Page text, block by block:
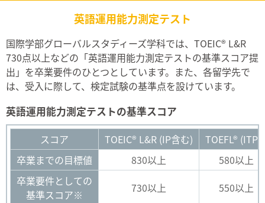
英語運用能力測定テスト
国際学部グローバルスタディーズ学科では、TOEIC® L&R
730点以上などの「英語運用能力測定テストの基準スコア提
出」を卒業要件のひとつとしています。また、各留学先で
は、受入に際して、検定試験の基準点を設けています。
英語運用能力測定テストの基準スコア
スコア
TOEIC® L&R (IP含む)
TOEFL® (ITP
卒業までの目標値
830以上
580以上
卒業要件としての
基準スコア※
730以上 550以上